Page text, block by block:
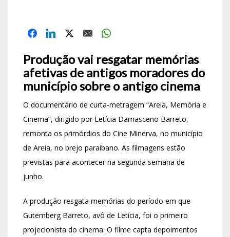
Produção vai resgatar memórias
afetivas de antigos moradores do
município sobre o antigo cinema
O documentário de curta-metragem “Areia, Memória e
Cinema”, dirigido por Letícia Damasceno Barreto,
remonta os primórdios do Cine Minerva, no município
de Areia, no brejo paraibano. As filmagens estão
previstas para acontecer na segunda semana de
junho.
A produção resgata memórias do período em que
Gutemberg Barreto, avô de Letícia, foi o primeiro
projecionista do cinema. O filme capta depoimentos